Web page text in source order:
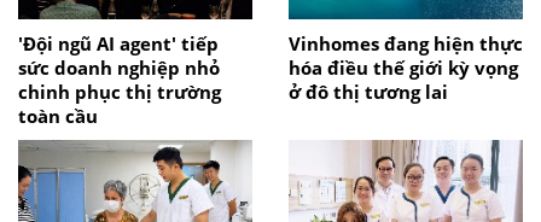
'Đội ngũ AI agent' tiếp
sức doanh nghiệp nhỏ
chinh phục thị trường
toàn cầu
Vinhomes đang hiện thực
hóa điều thế giới kỳ vọng
ở đô thị tương lai